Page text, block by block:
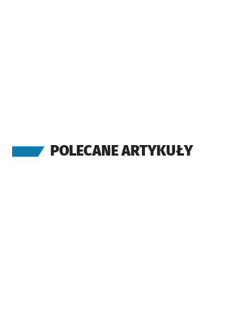
POLECANE ARTYKUŁY